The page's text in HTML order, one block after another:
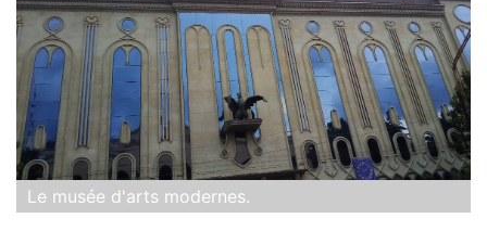
Le musée d'arts modernes.